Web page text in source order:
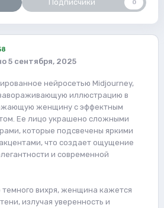
Подписчики 0
5 сентября, 2025
нейросетью Midjourney,
иллюстрацию в
женщину с эффектным
Ее лицо украшено сложными
которые подсвечены яркими
что создает ощущение
и современной
вихря, женщина кажется
излучая уверенность и